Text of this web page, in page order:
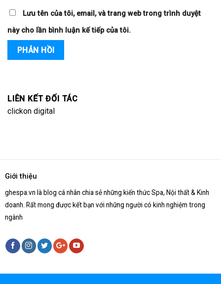
Lưu tên của tôi, email, và trang web trong trình duyệt
này cho lần bình luận kế tiếp của tôi.
LIÊN KẾT ĐỐI TÁC
clickon digital
Giới thiệu
ghespa.vn là blog cá nhân chia sẻ những kiến thức Spa, Nội thất & Kinh
doanh. Rất mong được kết bạn với những người có kinh nghiệm trong
ngành